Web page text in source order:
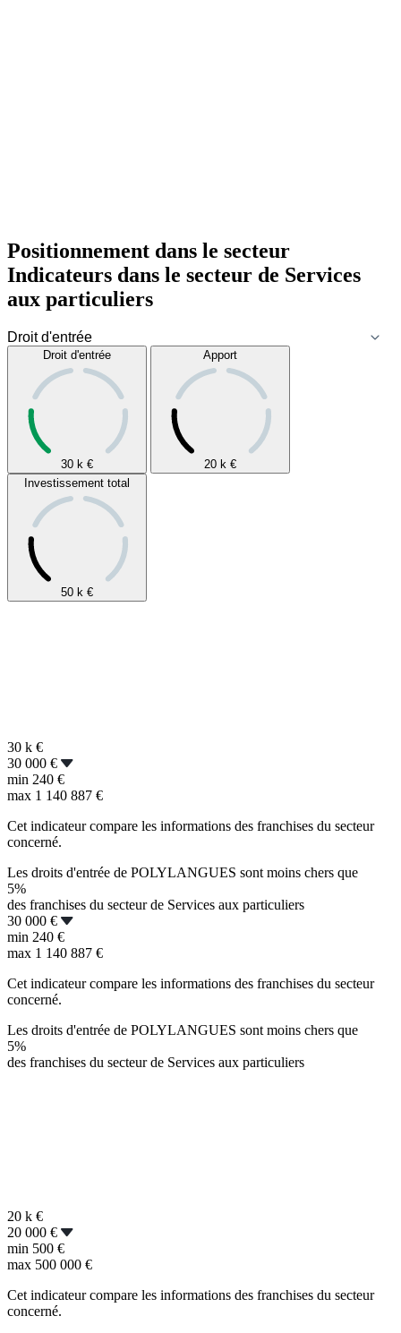
Positionnement dans le secteur
Indicateurs dans le secteur de Services
aux particuliers
Droit d'entrée
30 k €
Apport
20 k €
Investissement total
50 k €
30 k €
30 000 €
min 240 €
max 1 140 887 €
Cet indicateur compare les informations des franchises du secteur
concerné.
Les droits d'entrée de POLYLANGUES sont moins chers que
5%
des franchises du secteur de Services aux particuliers
30 000 €
min 240 €
max 1 140 887 €
Cet indicateur compare les informations des franchises du secteur
concerné.
Les droits d'entrée de POLYLANGUES sont moins chers que
5%
des franchises du secteur de Services aux particuliers
20 k €
20 000 €
min 500 €
max 500 000 €
Cet indicateur compare les informations des franchises du secteur
concerné.